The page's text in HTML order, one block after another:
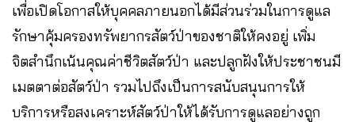
เพื่อเปิดโอกาสให้บุคคลภายนอกได้มีส่วนร่วมในการดูแล
รักษาคุ้มครองทรัพยากรสัตว์ป่าของชาติให้คงอยู่ เพิ่ม
จิตสำนึกเน้นคุณค่าชีวิตสัตว์ป่า และปลูกฝังให้ประชาชนมี
เมตตาต่อสัตว์ป่า รวมไปถึงเป็นการสนับสนุนการให้
บริการหรือสงเคราะห์สัตว์ป่าให้ได้รับการดูแลอย่างถูก